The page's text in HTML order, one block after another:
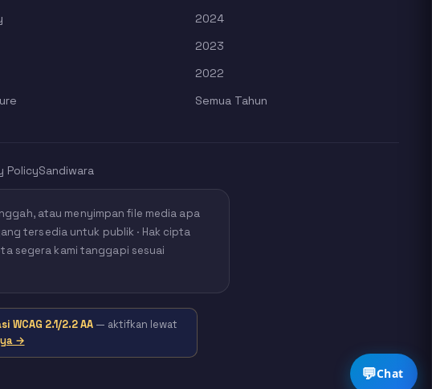
2024
2023
2022
Semua Tahun
PolicySandiwara
atau menyimpan file media apa
tersedia untuk publik · Hak cipta
segera kami tanggapi sesuai
2.1/2.2 AA— aktifkan lewat
→
💬Chat